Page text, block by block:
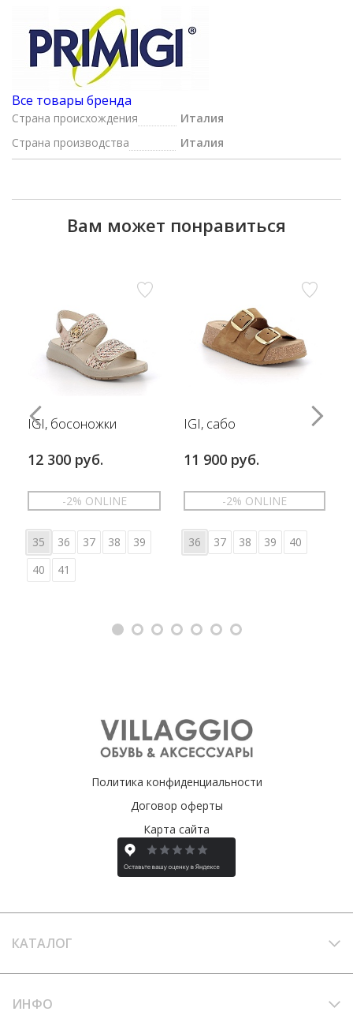
Все товары бренда
Страна происхождения
Италия
Страна производства
Италия
Вам может понравиться
IGI, босоножки
12 300 руб.
-2% ONLINE
35 36 37 38
39
40
41
IGI, сабо
11 900 руб.
-2% ONLINE
36 37 38 39 40
Политика конфиденциальности
Договор оферты
Карта сайта
КАТАЛОГ
ИНФО